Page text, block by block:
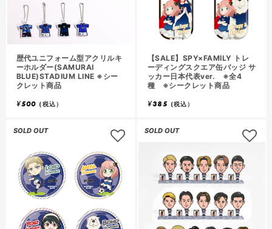
歴代ユニフォーム型アクリルキ
ーホルダー(SAMURAI
BLUE)STADIUM LINE ※シー
クレット商品
¥500 (税込）
【SALE】SPY×FAMILY トレ
ーディングスクエア缶バッジ サ
ッカー日本代表ver. ※全4
種 ※シークレット商品
¥385 (税込）
SOLD OUT SOLD OUT